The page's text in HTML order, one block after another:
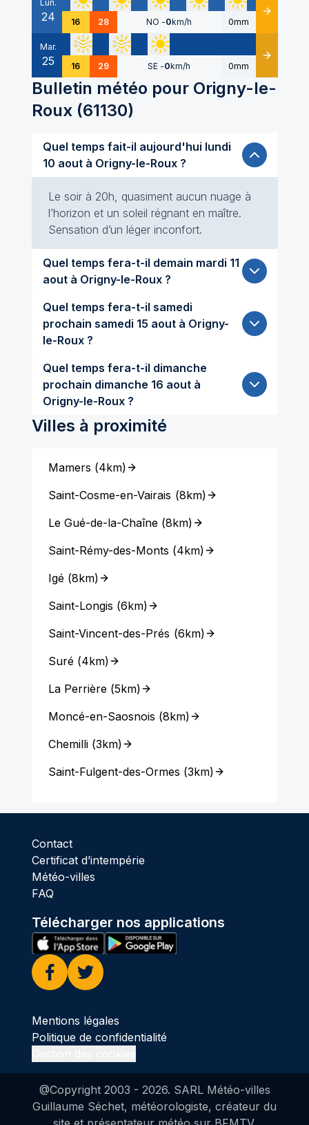
Lun.
24 16 28 NO -0km/h 0mm Détails
Mar.
25 16 29 SE -0km/h 0mm Détails
Bulletin météo pour Origny-le-
Roux(61130)
Quel temps fait-il aujourd'hui lundi
10 aout à Origny-le-Roux ?
Le soir à 20h, quasiment aucun nuage à
l’horizon et un soleil régnant en maître.
Sensation d’un léger inconfort.
Quel temps fera-t-il demain mardi 11
aout à Origny-le-Roux ?
Quel temps fera-t-il samedi
prochain samedi 15 aout à Origny-
le-Roux ?
Quel temps fera-t-il dimanche
prochain dimanche 16 aout à
Origny-le-Roux ?
Villes à proximité
Mamers (4km)
Saint-Cosme-en-Vairais (8km)
Le Gué-de-la-Chaîne(8km)
Saint-Rémy-des-Monts (4km)
Igé(8km)
Saint-Longis (6km)
Saint-Vincent-des-Prés (6km)
Suré(4km)
La Perrière(5km)
Moncé-en-Saosnois (8km)
Chemilli(3km)
Saint-Fulgent-des-Ormes (3km)
Contact
Certificat d’intempérie
Météo-villes
FAQ
Télécharger nos applications
Facebook
Twitter
Mentions légales
Politique de confidentialité
@Copyright 2003 - 2026. SARL Météo-villes
Guillaume Séchet, météorologiste, créateur du